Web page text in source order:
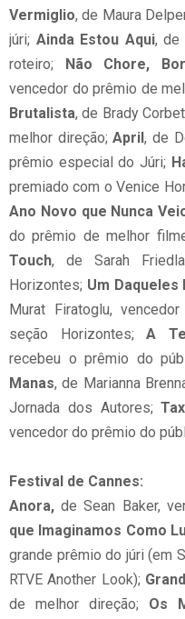
Vermiglio, de Maura
júri; Ainda Estou Aqui, de
roteiro; Não Chore,
vencedor do prêmio de
Brutalista, de Brady
melhor direção;April, de
prêmio especial do Júri;
premiado com o Venice
Ano Novo que Nunca
do prêmio de melhor
Touch, de Sarah
Horizontes; Um
Murat Firatoglu,
seção Horizontes; A
recebeu o prêmio do
Manas, de Marianna
Jornada dos Autores;
vencedor do prêmio do
Festival de Cannes:
Anora, de Sean Baker,
que Imaginamos Como
grande prêmio do júri (em
RTVE Another Look);
de melhor direção; Os